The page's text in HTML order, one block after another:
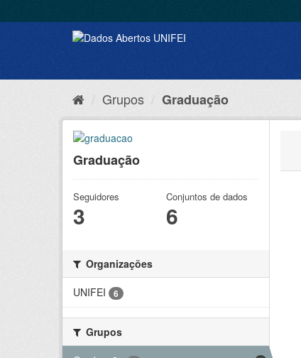
Grupos Graduação
Graduação
Seguidores
3
Conjuntos de dados
6
Organizações
UNIFEI
6
Grupos